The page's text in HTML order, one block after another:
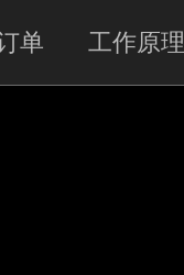
单 工作原理